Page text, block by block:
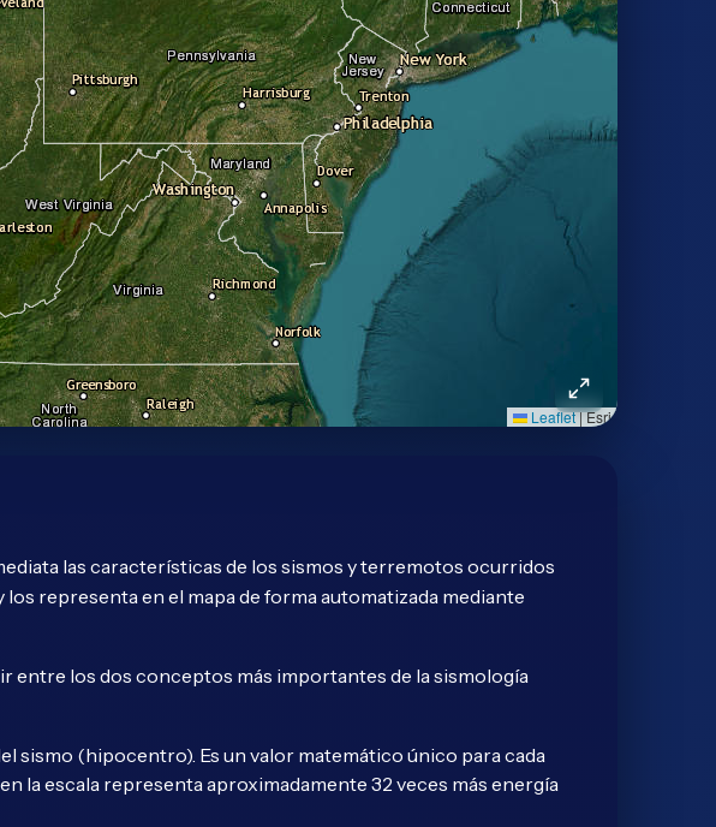
Leaflet|Esri
las características de los sismos y terremotos ocurridos
representa en el mapa de forma automatizada mediante
los dos conceptos más importantes de la sismología
sismo (hipocentro). Es un valor matemático único para cada
la escala representa aproximadamente 32 veces más energía